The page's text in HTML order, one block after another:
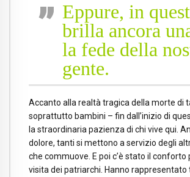
Eppure, in
brilla ancora
la fede della
gente.
Accanto alla realtà tragica della morte di
soprattutto bambini – fin dall’inizio di
la straordinaria pazienza di chi vive qui.
dolore, tanti si mettono a servizio degli
che commuove. E poi c’è stato il conforto
visita dei patriarchi. Hanno rappresentato